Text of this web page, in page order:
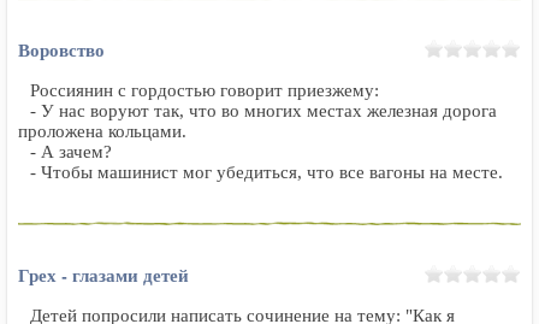
Воровство
Россиянин с гордостью говорит приезжему:
- У нас воруют так, что во многих местах железная дорога
проложена кольцами.
- А зачем?
- Чтобы машинист мог убедиться, что все вагоны на месте.
Грех - глазами детей
Детей попросили написать сочинение на тему: "Как я